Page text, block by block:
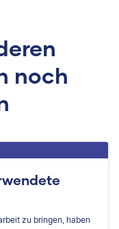
noch
zu bringen, haben